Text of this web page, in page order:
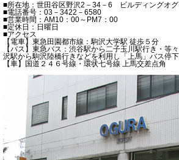
■所在地：世田谷区野沢2－34－6 ビルディングオ
■電話番号：03－3422－6580
■営業時間：AM10：00～PM7：00
■定休日：日曜日
■アクセス
【電車】東急田園都市線：駒沢大学駅 徒歩５分
【バス】東急バス：渋谷駅から二子玉川駅行き・等
沢駅から駒沢陸橋行きなどを利用し「上馬」バス停
【車】国道２４６号線・環状七号線 上馬交差点角